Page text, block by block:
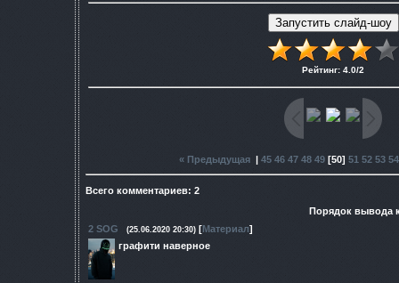
Рейтинг: 4.0/2
« Предыдущая| 45 46 47 48 49[50] 51 52 53 54
Всего комментариев: 2
Порядок вывода
2 SOG (25.06.2020 20:30) [Материал]
графити наверное